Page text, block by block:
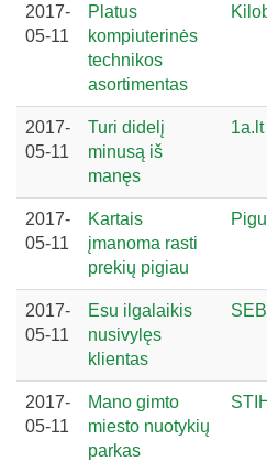
2017-
05-11
Platus
kompiuterinės
technikos
asortimentas
2017-
05-11
Turi didelį
minusą iš
manęs
1a.lt
2017-
05-11
Kartais
įmanoma rasti
prekių pigiau
2017-
05-11
Esu ilgalaikis
nusivylęs
klientas
2017-
05-11
Mano gimto
miesto nuotykių
parkas